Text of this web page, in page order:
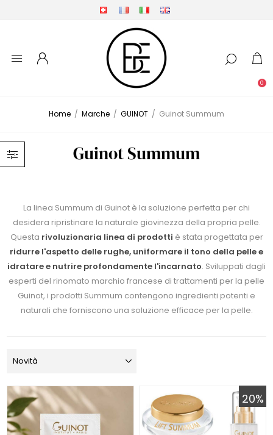
0
Home / Marche / GUINOT / Guinot Summum
Guinot Summum
La linea Summum di Guinot è la soluzione perfetta per chi
desidera ripristinare la naturale giovinezza della propria pelle.
Questa rivoluzionaria linea di prodotti è stata progettata per
ridurre l'aspetto delle rughe, uniformare il tono della pelle e
idratare e nutrire profondamente l'incarnato. Sviluppati dagli
esperti del rinomato marchio francese di trattamenti per la pelle
Guinot, i prodotti Summum contengono ingredienti potenti e
naturali che forniscono una soluzione efficace per la pelle.
20%